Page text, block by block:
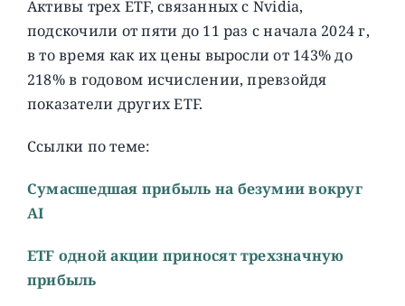
Активы трех ETF, связанных с Nvidia,
подскочили от пяти до 11 раз с начала 2024 г,
в то время как их цены выросли от 143% до
218% в годовом исчислении, превзойдя
показатели других ETF.
Ссылки по теме:
Сумасшедшая прибыль на безумии вокруг
AI
ETF одной акции приносят трехзначную
прибыль